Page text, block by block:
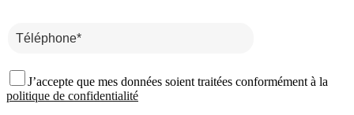
J’accepte que mes données soient traitées conformément à la
politique de confidentialité